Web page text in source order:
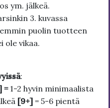
ym. jälkeä.
3. kuvassa
puolin tuotteen
ole vikaa.
:
=1-2 hyvin minimaalista
[9+] = 5-6 pientä